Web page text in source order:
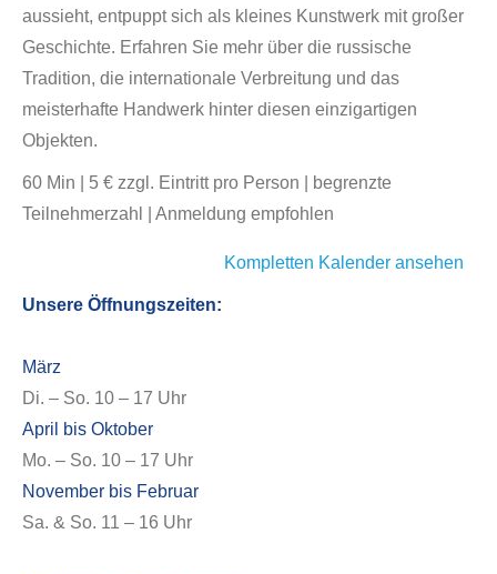
aussieht, entpuppt sich als kleines Kunstwerk mit großer
Geschichte. Erfahren Sie mehr über die russische
Tradition, die internationale Verbreitung und das
meisterhafte Handwerk hinter diesen einzigartigen
Objekten.
60 Min | 5 € zzgl. Eintritt pro Person | begrenzte
Teilnehmerzahl | Anmeldung empfohlen
Kompletten Kalender ansehen
Unsere Öffnungszeiten:
März
Di. – So. 10 – 17 Uhr
April bis Oktober
Mo. – So. 10 – 17 Uhr
November bis Februar
Sa. & So. 11 – 16 Uhr